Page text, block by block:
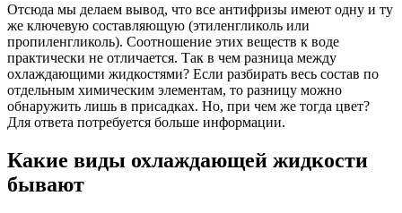
Отсюда мы делаем вывод, что все антифризы имеют одну и ту
же ключевую составляющую (этиленгликоль или
пропиленгликоль). Соотношение этих веществ к воде
практически не отличается. Так в чем разница между
охлаждающими жидкостями? Если разбирать весь состав по
отдельным химическим элементам, то разницу можно
обнаружить лишь в присадках. Но, при чем же тогда цвет?
Для ответа потребуется больше информации.
Какие виды охлаждающей жидкости
бывают